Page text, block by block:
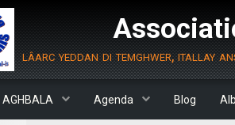
lâarc yeddan di temghwer, itallay
Agenda Blog